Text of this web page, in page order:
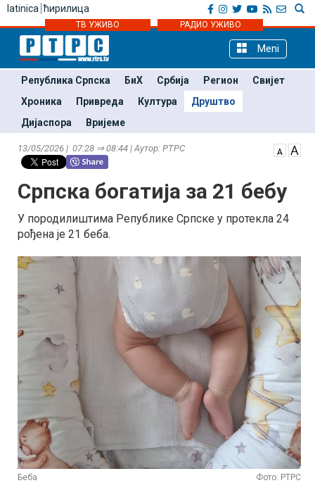
latinica ћирилица
ТВ УЖИВО РАДИО УЖИВО
Meni
Република Српска БиХ Србија Регион
Свијет
Хроника
Привреда Култура
Друштво
Дијаспора
Вријеме
13/05/2026 | 07:28 ⇒ 08:44 | Аутор: РТРС
Српска богатија за 21 бебу
У породилиштима Републике Српске у протекла 24
рођена је 21 беба.
Беба Фото: РТРС